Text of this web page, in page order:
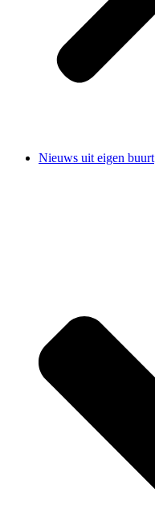
Nieuws uit eigen buurt